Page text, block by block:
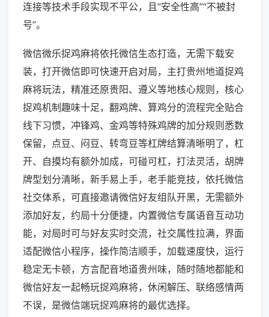
连接等技术手段实现不平公，且“安全性高”“不被封
号”。
微信微乐捉鸡麻将依托微信生态打造，无需下载安
装，打开微信即可快速开启对局，主打贵州地道捉鸡
麻将玩法，精准还原贵阳、遵义等地核心规则，核心
捉鸡机制趣味十足，翻鸡牌、算鸡分的流程完全贴合
线下习惯，冲锋鸡、金鸡等特殊鸡牌的加分规则悉数
保留，点豆、闷豆、转弯豆等杠牌结算清晰明了，杠
开、自摸均有额外加成，可碰可杠，打法灵活，胡牌
牌型划分清晰，新手易上手，老手能竞技，依托微信
社交体系，可直接邀请微信好友组队开黑，无需额外
添加好友，约局十分便捷，内置微信专属语音互动功
能，对局时可与好友实时交流，社交属性拉满，界面
适配微信小程序，操作简洁顺手，加载速度快，运行
稳定无卡顿，方言配音地道贵州味，随时随地都能和
微信好友一起畅玩捉鸡麻将，休闲解压、联络感情两
不误，是微信端玩捉鸡麻将的最优选择。